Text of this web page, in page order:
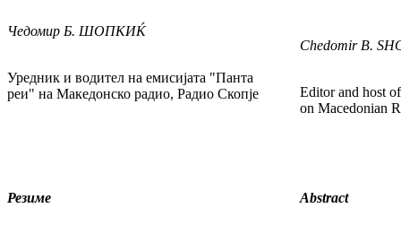
Чедомир Б. ШОПКИЌ
Уредник и водител на емисијата "Панта
реи" на Македонско радио, Радио Скопје
ChedomirB.
Editor and host
on Macedonian
Резиме Abstract